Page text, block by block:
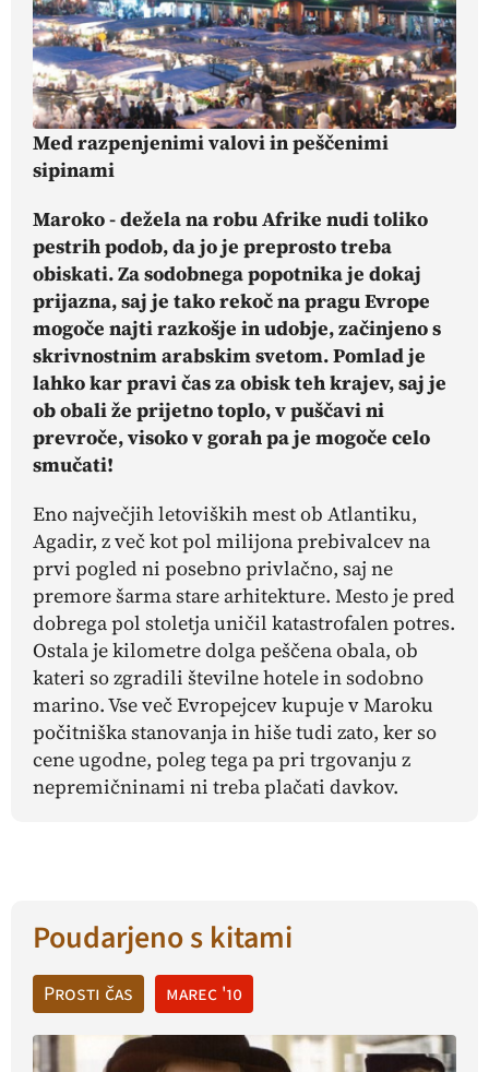
Med razpenjenimi valovi in peščenimi
sipinami
Maroko - dežela na robu Afrike nudi toliko
pestrih podob, da jo je preprosto treba
obiskati. Za sodobnega popotnika je dokaj
prijazna, saj je tako rekoč na pragu Evrope
mogoče najti razkošje in udobje, začinjeno s
skrivnostnim arabskim svetom. Pomlad je
lahko kar pravi čas za obisk teh krajev, saj je
ob obali že prijetno toplo, v puščavi ni
prevroče, visoko v gorah pa je mogoče celo
smučati!
Eno največjih letoviških mest ob Atlantiku,
Agadir, z več kot pol milijona prebivalcev na
prvi pogled ni posebno privlačno, saj ne
premore šarma stare arhitekture. Mesto je pred
dobrega pol stoletja uničil katastrofalen potres.
Ostala je kilometre dolga peščena obala, ob
kateri so zgradili številne hotele in sodobno
marino. Vse več Evropejcev kupuje v Maroku
počitniška stanovanja in hiše tudi zato, ker so
cene ugodne, poleg tega pa pri trgovanju z
nepremičninami ni treba plačati davkov.
Poudarjeno s kitami
Prosti čas marec '10